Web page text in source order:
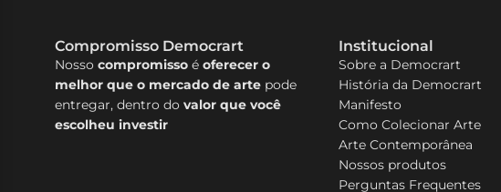
Compromisso Democrart
Nosso compromisso é oferecer o
melhor que o mercado de arte pode
entregar, dentro do valor que você
escolheu investir
Institucional
Sobre a Democrart
História da Democrart
Manifesto
Como Colecionar Arte
Arte Contemporânea
Nossos produtos
Perguntas Frequentes